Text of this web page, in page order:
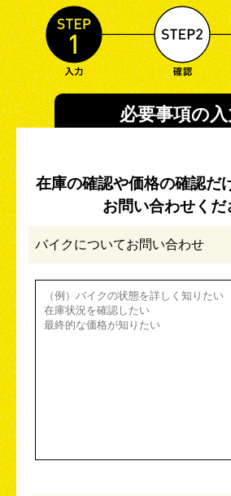
必要事項の入
在庫の確認や価格の確認だ
お問い合わせくだ
バイクについてお問い合わせ